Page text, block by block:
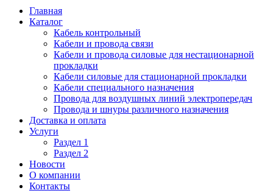
Главная
Каталог
Кабель контрольный
Кабели и провода связи
Кабели и провода силовые для нестационарной
прокладки
Кабели силовые для стационарной прокладки
Кабели специального назначения
Провода для воздушных линий электропередач
Провода и шнуры различного назначения
Доставка и оплата
Услуги
Раздел 1
Раздел 2
Новости
О компании
Контакты